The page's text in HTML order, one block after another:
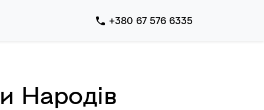
+380 67 576 6335
Народів